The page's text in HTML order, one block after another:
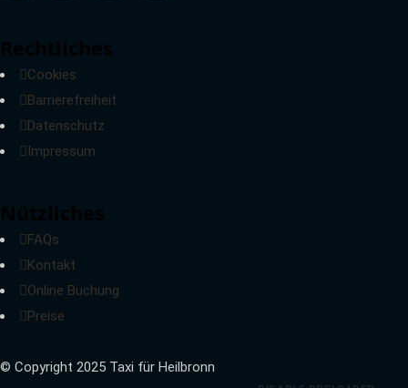
Cookies
Barrierefreiheit
Datenschutz
Impressum
FAQs
Kontakt
Online Buchung
Preise
© Copyright 2025 Taxi für Heilbronn